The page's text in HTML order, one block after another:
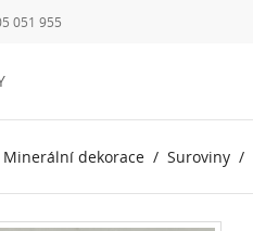
051 955
Minerální dekorace Suroviny